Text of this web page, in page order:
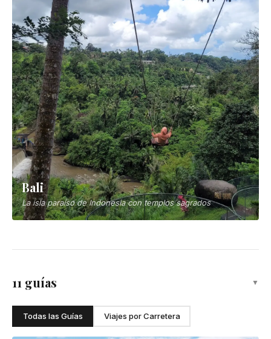
Bali Complete Travel Guide: 10 Days
Beyond the Tourist Trail
10 días